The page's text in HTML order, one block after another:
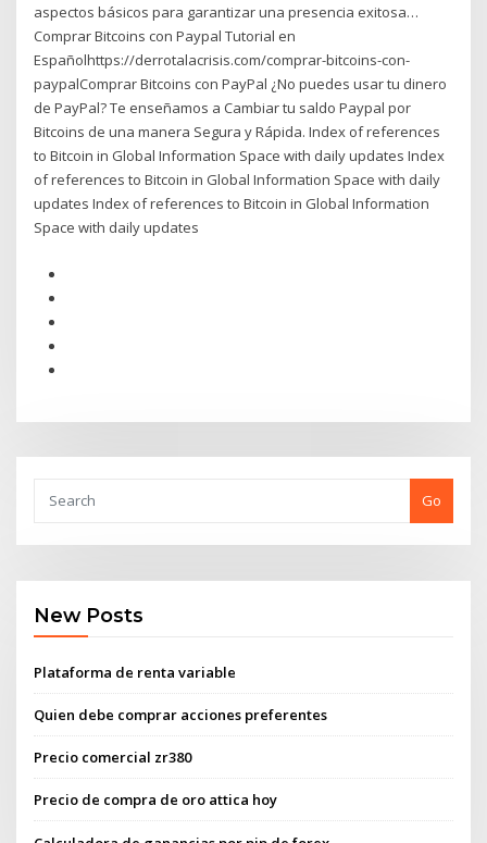
aspectos básicos para garantizar una presencia exitosa…
Comprar Bitcoins con Paypal Tutorial en
Españolhttps://derrotalacrisis.com/comprar-bitcoins-con-
paypalComprar Bitcoins con PayPal ¿No puedes usar tu dinero
de PayPal? Te enseñamos a Cambiar tu saldo Paypal por
Bitcoins de una manera Segura y Rápida. Index of references
to Bitcoin in Global Information Space with daily updates Index
of references to Bitcoin in Global Information Space with daily
updates Index of references to Bitcoin in Global Information
Space with daily updates
Go
New Posts
Plataforma de renta variable
Quien debe comprar acciones preferentes
Precio comercial zr380
Precio de compra de oro attica hoy